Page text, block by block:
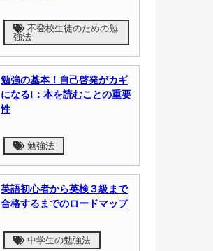
不登校生徒のための勉
強法
勉強の基本！自己啓発がカギ
になる!：本を読むことの重要
性
勉強法
英語初心者から英検３級まで
合格するまでのロードマップ
中学生の勉強法